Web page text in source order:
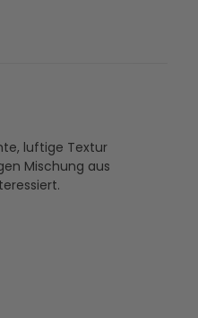
luftige Textur
Mischung aus